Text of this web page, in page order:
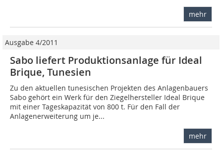
mehr
Ausgabe 4/2011
Sabo liefert Produktionsanlage für Ideal
Brique, Tunesien
Zu den aktuellen tunesischen Projekten des Anlagenbauers
Sabo gehört ein Werk für den Ziegel­hersteller Ideal Brique
mit einer Tageskapazität von 800 t. Für den Fall der
Anlagenerweiterung um je...
mehr